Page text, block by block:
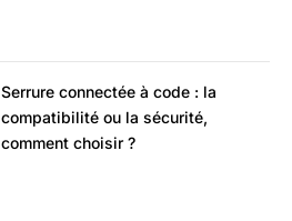
Serrure connectée à code : la
compatibilité ou la sécurité,
comment choisir ?